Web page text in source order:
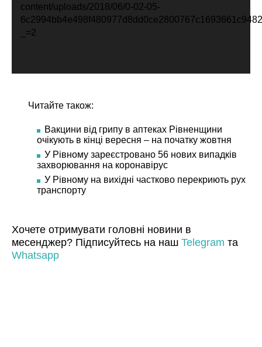
content/uploads/2018/06/0-02-05-
_=2
Читайте також:
Вакцини від грипу в аптеках Рівненщини
очікують в кінці вересня – на початку жовтня
У Рівному зареєстровано 56 нових випадків
захворювання на коронавірус
У Рівному на вихідні частково перекриють рух
транспорту
Хочете отримувати головні новини в
месенджер? Підписуйтесь на наш Telegram та
Whatsapp